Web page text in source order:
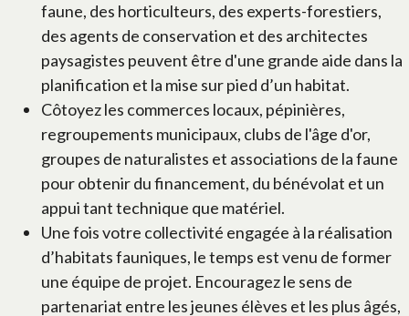
faune, des horticulteurs, des experts-forestiers,
des agents de conservation et des architectes
paysagistes peuvent être d'une grande aide dans la
planification et la mise sur pied d’un habitat.
Côtoyez les commerces locaux, pépinières,
regroupements municipaux, clubs de l'âge d'or,
groupes de naturalistes et associations de la faune
pour obtenir du financement, du bénévolat et un
appui tant technique que matériel.
Une fois votre collectivité engagée à la réalisation
d’habitats fauniques, le temps est venu de former
une équipe de projet. Encouragez le sens de
partenariat entre les jeunes élèves et les plus âgés,